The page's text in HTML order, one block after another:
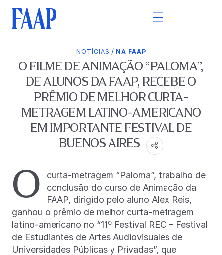
NOTÍCIAS / NA FAAP
O FILME DE ANIMAÇÃO “PALOMA”,
DE ALUNOS DA FAAP, RECEBE O
PRÊMIO DE MELHOR CURTA-
METRAGEM LATINO-AMERICANO
EM IMPORTANTE FESTIVAL DE
BUENOS AIRES
O
curta-metragem “Paloma”, trabalho de
conclusão do curso de Animação da
FAAP, dirigido pelo aluno Alex Reis,
ganhou o prêmio de melhor curta-metragem
latino-americano no “11º Festival REC – Festival
de Estudiantes de Artes Audiovisuales de
Universidades Públicas y Privadas”, que